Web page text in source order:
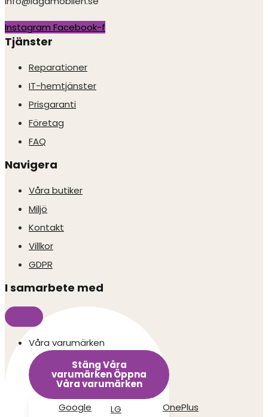
Instagram Facebook-f
Tjänster
Reparationer
IT-hemtjänster
Prisgaranti
Företag
FAQ
Navigera
Våra butiker
Miljö
Kontakt
Villkor
GDPR
I samarbete med
Våra varumärken
Stäng Våra
varumärkenÖppna
Våra varumärken
Google
LG
OnePlus